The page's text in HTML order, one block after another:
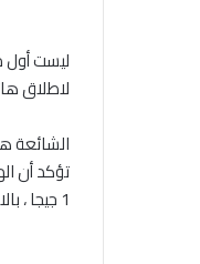
لاطلاق
الشائعة
1 جيجا ، بالاضافة الى كاميرا دقتها 5 ميجابيكسل .